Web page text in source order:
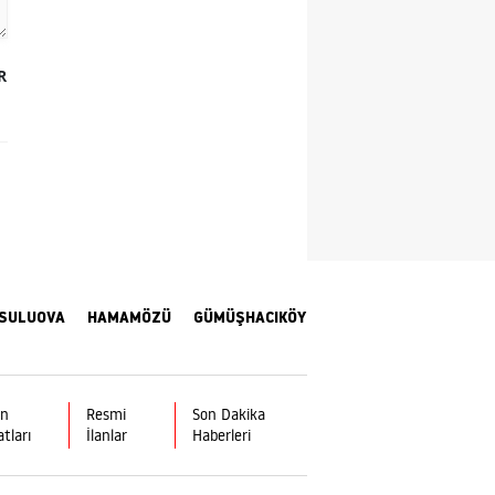
HAMAMÖZÜ GÜMÜŞHACIKÖY
Resmi
İlanlar
Son Dakika
Haberleri